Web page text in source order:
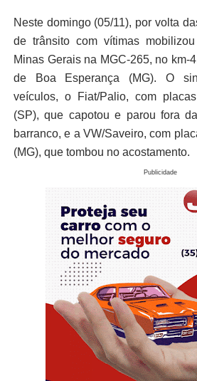
Neste domingo (05/11), por volta
de trânsito com vítimas
Minas Gerais na MGC-265, no km-
de Boa Esperança (MG). O
veículos, o Fiat/Palio, com
(SP), que capotou e parou fora
barranco, e a VW/Saveiro, com
(MG), que tombou no acostamento.
Publicidade